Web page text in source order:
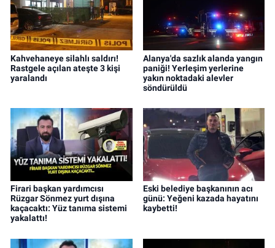
Kahvehaneye silahlı saldırı!
Rastgele açılan ateşte 3 kişi
yaralandı
Alanya'da sazlık alanda yangın
paniği! Yerleşim yerlerine
yakın noktadaki alevler
söndürüldü
Firari başkan yardımcısı
Rüzgar Sönmez yurt dışına
kaçacaktı: Yüz tanıma sistemi
yakalattı!
Eski belediye başkanının acı
günü: Yeğeni kazada hayatını
kaybetti!